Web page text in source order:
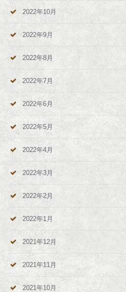
2022年10月
2022年9月
2022年8月
2022年7月
2022年6月
2022年5月
2022年4月
2022年3月
2022年2月
2022年1月
2021年12月
2021年11月
2021年10月